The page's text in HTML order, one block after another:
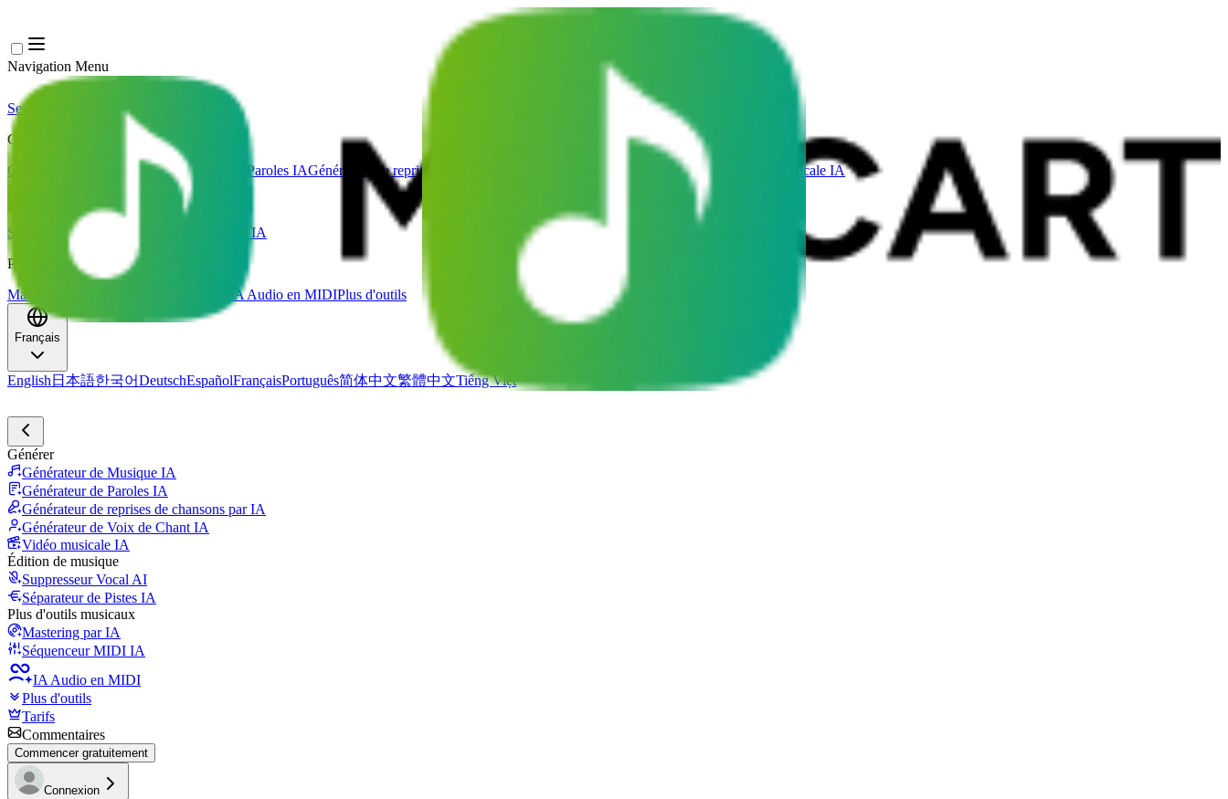
Navigation Menu
Se connecter Close menu
Générer
Générateur de Musique IAGénérateur de Paroles IAGénérateur de reprises de chansons par IA Générateur de Voix de Chant IA
Vidéo musicale IA
Suppresseur Vocal AI
Séparateur de Pistes IA
Plus d'outils musicaux
Mastering par IA
IA Audio en MIDIPlus d'outils
Français
English 日本語한국어DeutschEspañolFrançaisPortuguês简体中文繁體中文Tiếng Việt
Générer
Générateur de Musique IA
Générateur de Paroles IA
Générateur de reprises de chansons par IA
Générateur de Voix de Chant IA
Vidéo musicale IA
Édition de musique
Suppresseur Vocal AI
Séparateur de Pistes IA
Plus d'outils musicaux
Mastering par IA
Séquenceur MIDI IA
IA Audio en MIDI
Plus d'outils
Tarifs
Commentaires
Commencer gratuitement
Connexion